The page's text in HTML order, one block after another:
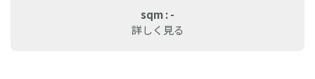
sqm : -
詳しく見る